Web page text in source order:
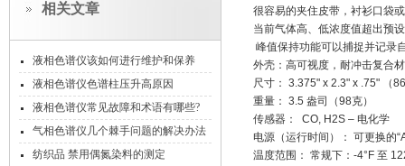
相关文章
液相色谱仪该如何进行维护和保养
液相色谱仪色谱柱压升高原因
液相色谱仪常见故障和术语有哪些?
气相色谱仪几个棘手问题的解决办法
纺织品 禁用偶氮染料的测定
很容易的夹住皮带，衬衫口袋
当前气体高、低浓度值超出预
峰值保持功能可以捕捉并记录
外壳：高可视度，耐冲击复合
尺寸： 3.375" x 2.3" x .75" （
重量： 3.5 盎司（98克）
传感器： CO, H2S – 电化学
电源（运行时间）： 可更换的
温度范围： 常规下：-4°F 至